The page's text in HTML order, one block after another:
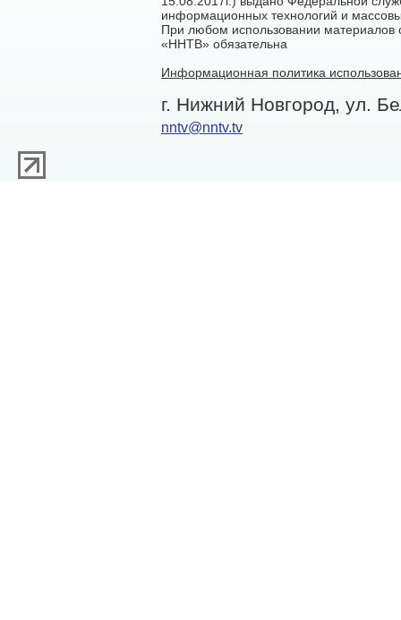
информационных технологий и
При любом использовании материалов
«ННТВ» обязательна
Информационная политика
г. Нижний Новгород, ул.
nntv@nntv.tv